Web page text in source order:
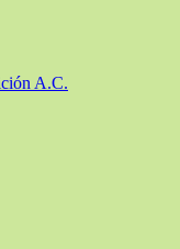
A.C.